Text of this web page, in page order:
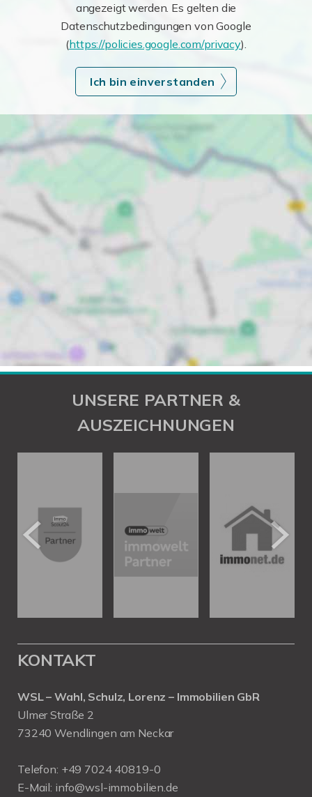
angezeigt werden. Es gelten die
Datenschutzbedingungen von Google
(https://policies.google.com/privacy).
Ich bin einverstanden
UNSERE PARTNER &
AUSZEICHNUNGEN
KONTAKT
WSL – Wahl, Schulz, Lorenz – Immobilien GbR
Ulmer Straße 2
73240 Wendlingen am Neckar
Telefon: +49 7024 40819-0
E-Mail: info@wsl-immobilien.de